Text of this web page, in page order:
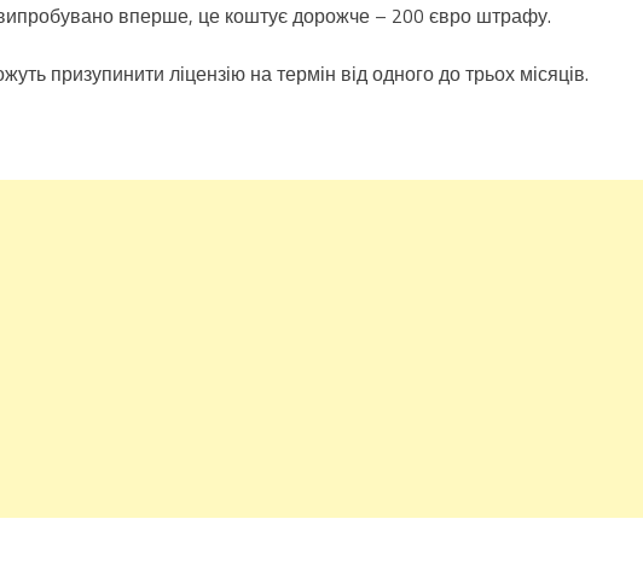
вперше, це коштує дорожче – 200 євро штрафу.
призупинити ліцензію на термін від одного до трьох місяців.